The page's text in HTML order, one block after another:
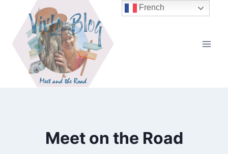
contenu
Meet on the Road
French